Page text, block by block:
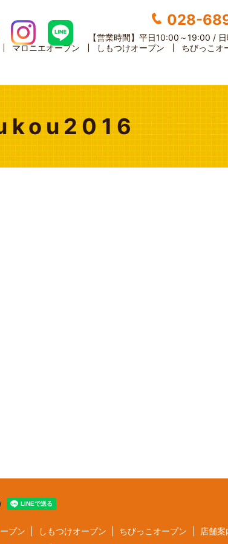
028-
【営業時間】 平日10:00～19:00 /
マロニエオープン しもつけオープン ちびっこオ
プン しもつけオープン ちびっこオープン 店舗案